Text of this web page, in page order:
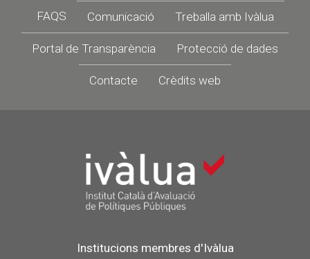
Footer
FAQS Comunicació Treballa amb Ivàlua
Portal de Transparència Protecció de dades
Contacte Crèdits web
Institucions membres d'Ivàlua